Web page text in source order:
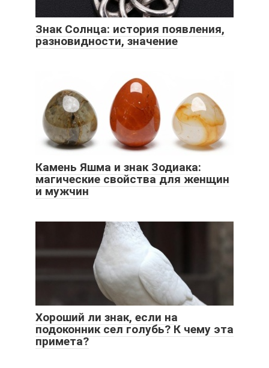
Знак Солнца: история появления,
разновидности, значение
Камень Яшма и знак Зодиака:
магические свойства для женщин
и мужчин
Хороший ли знак, если на
подоконник сел голубь? К чему эта
примета?